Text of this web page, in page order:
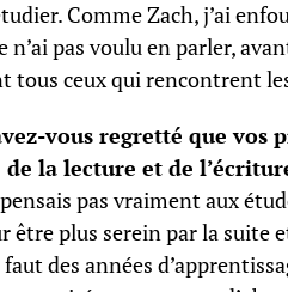
Comme Zach, j’ai
pas voulu en parler,
tous ceux qui rencontrent
vous regretté que vos
de la lecture et de
pas vraiment aux
être plus serein par la
des années